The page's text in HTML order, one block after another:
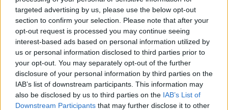
targeted advertising by us, please use the below opt-out
section to confirm your selection. Please note that after your
opt-out request is processed you may continue seeing
interest-based ads based on personal information utilized by
us or personal information disclosed to third parties prior to
your opt-out. You may separately opt-out of the further
disclosure of your personal information by third parties on the
IAB’s list of downstream participants. This information may
also be disclosed by us to third parties on the IAB’s List of
Downstream Participants that may further disclose it to other
szerepeltetése: a McLaren közlése szerint idén már ötödik
alkalommal vezethette az MCL60-ast, most pedig egyszerre
lehetett pályán a konstruktőri címvédő istálló aktuális két
pilótájával. „Nézni, ahogy különböző helyzeteket
megközelítenek, illetve hallgatni a visszajelzéseiket értékes
tanulási tapasztalat volt számomra” – mondta el az olasz, akit
egyébként utazó tudósítónk, Mészáros Sándor információi
szerint is szóba hoztak a Haas ülésével 2027-re (akikkel
korábban szintén tesztelt már egy ízben).